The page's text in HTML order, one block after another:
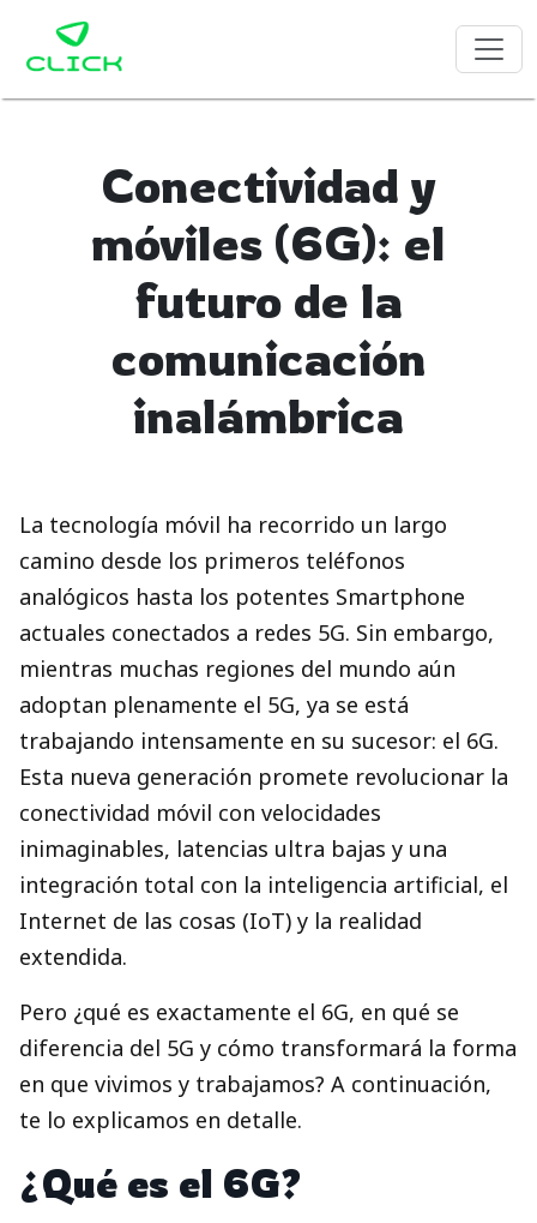
Conectividad y
móviles (6G): el
futuro de la
comunicación
inalámbrica
La tecnología móvil ha recorrido un largo
camino desde los primeros teléfonos
analógicos hasta los potentes Smartphone
actuales conectados a redes 5G. Sin embargo,
mientras muchas regiones del mundo aún
adoptan plenamente el 5G, ya se está
trabajando intensamente en su sucesor: el 6G.
Esta nueva generación promete revolucionar la
conectividad móvil con velocidades
inimaginables, latencias ultra bajas y una
integración total con la inteligencia artificial, el
Internet de las cosas (IoT) y la realidad
extendida.
Pero ¿qué es exactamente el 6G, en qué se
diferencia del 5G y cómo transformará la forma
en que vivimos y trabajamos? A continuación,
te lo explicamos en detalle.
¿Qué es el 6G?